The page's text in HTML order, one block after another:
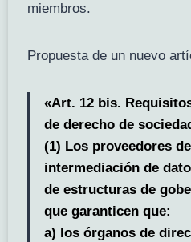
miembros.
Propuesta de un nuevo
«Art. 12 bis.
de derecho de
(1) Los proveedores
intermediación de
de estructuras de
que garanticen que:
a) los órganos de